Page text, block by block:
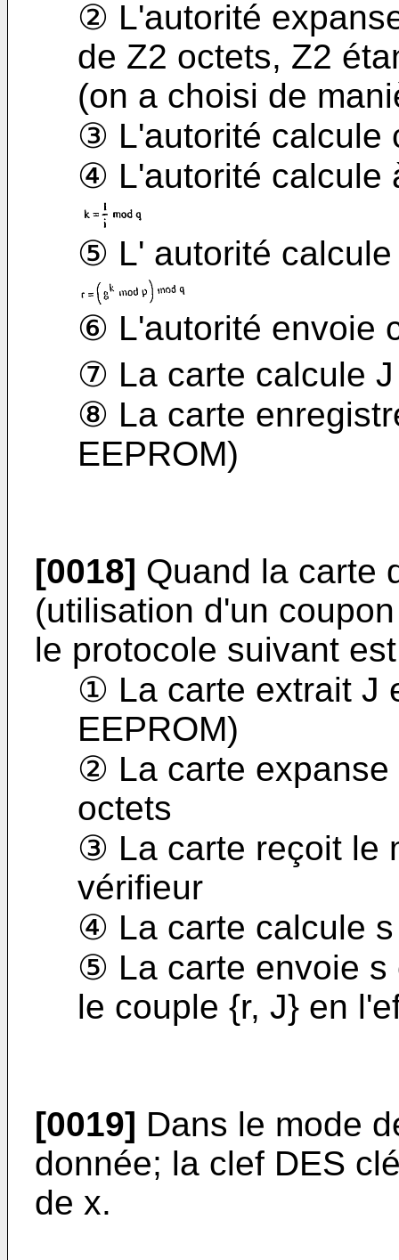
② L'autorité
de Z2 octets, Z2
(on a choisi de
③ L'autorité calcule
④ L'autorité calcule
⑤ L' autorité calcule
⑥ L'autorité envoie
⑦ La carte calcule
⑧ La carte
EEPROM)
[0018] Quand la carte
(utilisation d'un
le protocole suivant
① La carte extrait J
EEPROM)
② La carte expanse
octets
③ La carte reçoit le
vérifieur
④ La carte calcule
⑤ La carte envoie s
le couple {r, J} en
[0019] Dans le mode
donnée; la clef DES
de x.